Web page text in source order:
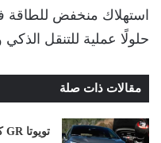
استهلاك منخفض
حلولًا عملية للتنقل الذكي
مقالات ذات صلة
تويوتا GR كورولا تسجل أرقامًا أقوى في التسارع